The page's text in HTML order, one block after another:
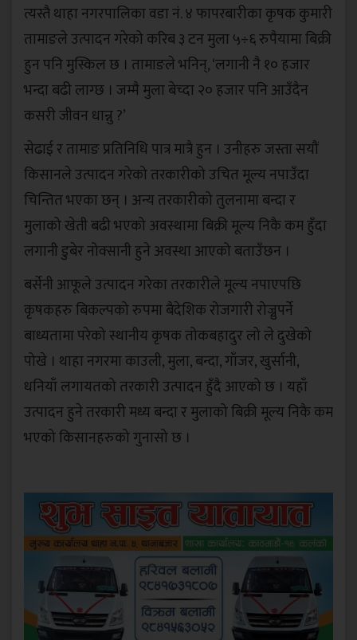
त्यस्तै थाहा नगरपालिका वडा नं. ४ फापरबारीका कृषक कुमारी
तामाङले उत्पादन गरेको करिब ३ टन मुला ५÷६ रुपैयामा बिक्री
हुन पनि मुस्किल छ । तामाङले भनिन्, ‘लगानी नै १० हजार
भन्दा बढी लाग्छ । जम्मै मुला बेच्दा २० हजार पनि आउँदैन
कसरी जीवन धान्नु ?’
सेढाई र तामाङ प्रतिनिधि पात्र मात्रै हुन । उनीहरु जस्ता सयौं
किसानले उत्पादन गरेको तरकारीको उचित मूल्य नपाउँदा
चिन्तित भएका छन् । अन्य तरकारीको तुलनामा बन्दा र
मुलाको खेती बढी भएको अवस्थामा बिक्री मूल्य निकै कम हुँदा
लगानी डुबेर नोक्सानी हुने अवस्था आएको बताउँछन ।
बर्सेनी आफूले उत्पादन गरेका तरकारीले मूल्य नपाएपछि
कृषकहरु बिकल्पको रुपमा बैदेशिक रोजगारी रोज्नुपर्ने
बाध्यतामा परेको स्थानीय कृषक तोकबहादुर लो ले दुखेको
पोखे । थाहा नगरमा काउली, मुला, बन्दा, गाँजर, खुर्सानी,
धनियाँ लगायतको तरकारी उत्पादन हुँदै आएको छ । यहाँ
उत्पादन हुने तरकारी मध्य बन्दा र मुलाको बिक्री मूल्य निकै कम
भएको किसानहरुको गुनासो छ ।